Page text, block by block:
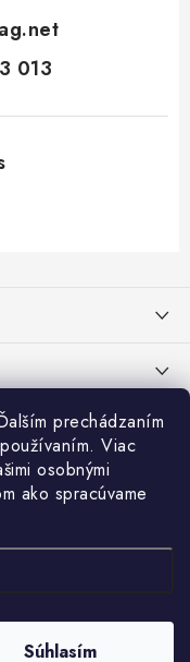
prechádzaním
Viac
osobnými
ako spracúvame
Súhlasím
013
práva vyhradené.